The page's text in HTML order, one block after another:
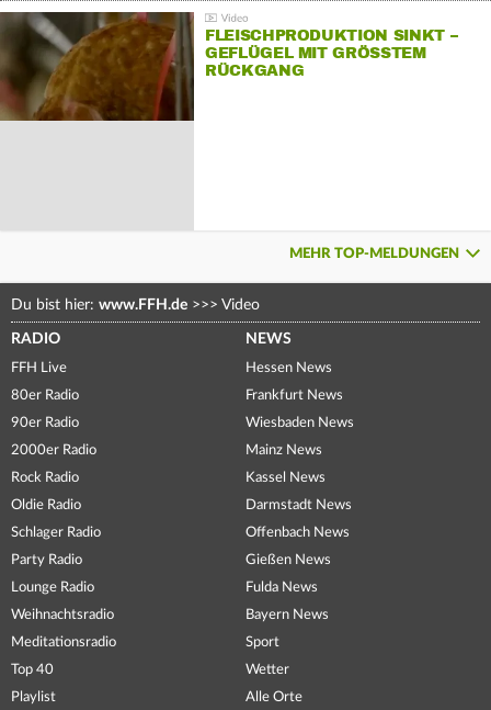
FLEISCHPRODUKTION SINKT –
GEFLÜGEL MIT GRÖSSTEM R
ÜCKGANG
MEHR TOP-MELDUNGEN
Du bist hier: www.FFH.de >>> Video
RADIO
FFH Live
80er Radio
90er Radio
2000er Radio
Rock Radio
Oldie Radio
Schlager Radio
Party Radio
Lounge Radio
Weihnachtsradio
Meditationsradio
Top 40
Playlist
NEWS
Hessen News
Frankfurt News
Wiesbaden News
Mainz News
Kassel News
Darmstadt News
Offenbach News
Gießen News
Fulda News
Bayern News
Sport
Wetter
Alle Orte